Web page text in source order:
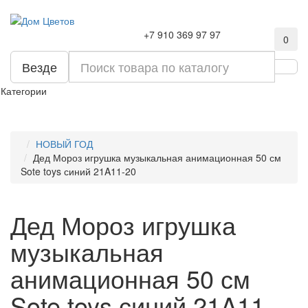
+7 910 369 97 97 0
Везде
Категории
НОВЫЙ ГОД
Дед Мороз игрушка музыкальная анимационная 50 см
Sote toys синий 21A11-20
Дед Мороз игрушка
музыкальная
анимационная 50 см